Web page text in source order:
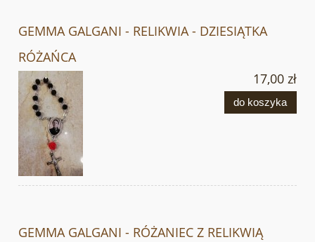
GEMMA GALGANI - RELIKWIA - DZIESIĄTKA
RÓŻAŃCA
17,00 zł
do koszyka
GEMMA GALGANI - RÓŻANIEC Z RELIKWIĄ